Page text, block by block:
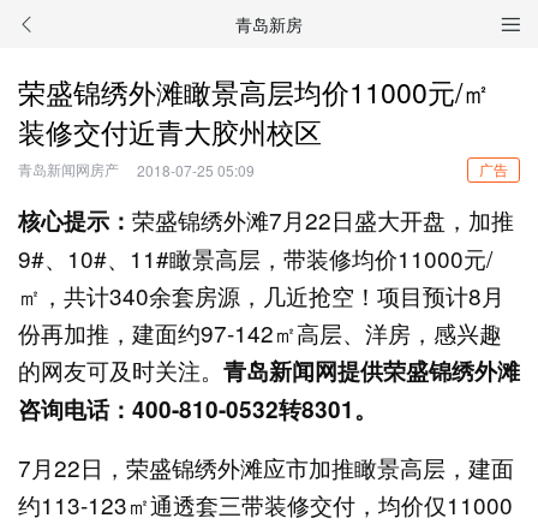
青岛新房
荣盛锦绣外滩瞰景高层均价11000元/㎡
装修交付近青大胶州校区
青岛新闻网房产 2018-07-25 05:09 广告
核心提示： 荣盛锦绣外滩7月22日盛大开盘，加推
9#、10#、11#瞰景高层，带装修均价11000元/
㎡，共计340余套房源，几近抢空！项目预计8月
份再加推，建面约97-142㎡高层、洋房，感兴趣
的网友可及时关注。 青岛新闻网提供荣盛锦绣外滩
咨询电话：400-810-0532转8301。
7月22日，荣盛锦绣外滩应市加推瞰景高层，建面
约113-123㎡通透套三带装修交付，均价仅11000